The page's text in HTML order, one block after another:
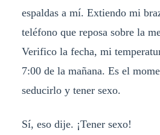
espaldas a mí. Extiendo mi
teléfono que reposa sobre la
Verifico la fecha, mi
7:00 de la mañana. Es el
seducirlo y tener sexo.
Sí, eso dije. ¡Tener sexo!